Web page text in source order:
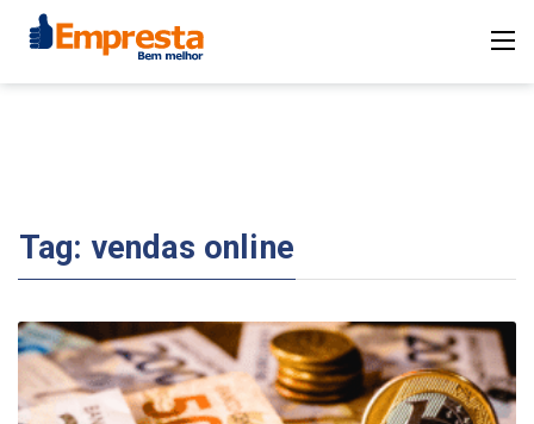
Tag:vendas online